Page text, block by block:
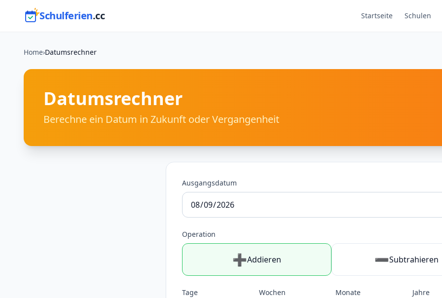
Schulferien.cc Startseite Schulen
Home›Datumsrechner
Datumsrechner
Berechne ein Datum in Zukunft oder Vergangenheit
Ausgangsdatum
Operation
➕Addieren ➖Subtrahieren
Tage Wochen Monate Jahre